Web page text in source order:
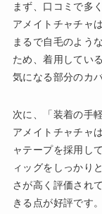
まず、口コミで多
アメイトチャチャ
まるで自毛のよう
ため、着用してい
気になる部分のカ
次に、「装着の手
アメイトチャチャ
ャテープを採用し
ィッグをしっかり
さが高く評価され
きる点が好評です。